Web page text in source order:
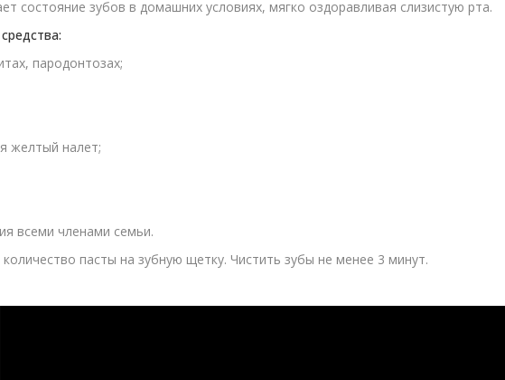
состояние зубов в домашних условиях, мягко оздоравливая слизистую рта.
пародонтозах;
желтый налет;
всеми членами семьи.
пасты на зубную щетку. Чистить зубы не менее 3 минут.